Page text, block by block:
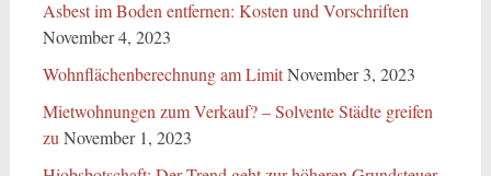
Asbest im Boden entfernen: Kosten und Vorschriften
November 4, 2023
Wohnflächenberechnung am LimitNovember 3, 2023
Mietwohnungen zum Verkauf? – Solvente Städte greifen
zu November 1, 2023